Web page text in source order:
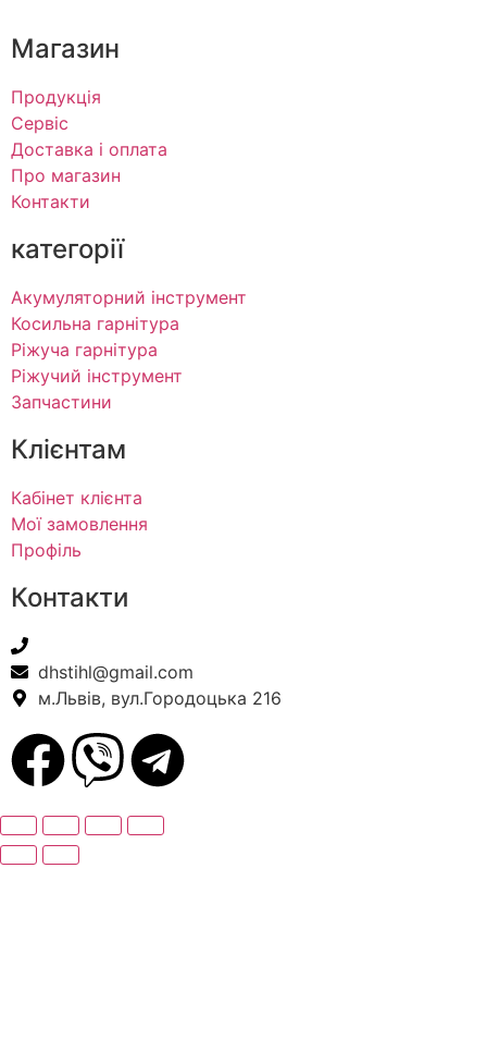
Магазин
Продукція
Сервіс
Доставка і оплата
Про магазин
Контакти
категорії
Акумуляторний інструмент
Косильна гарнітура
Ріжуча гарнітура
Ріжучий інструмент
Запчастини
Клієнтам
Кабінет клієнта
Мої замовлення
Профіль
Контакти
dhstihl@gmail.com
м.Львів, вул.Городоцька 216